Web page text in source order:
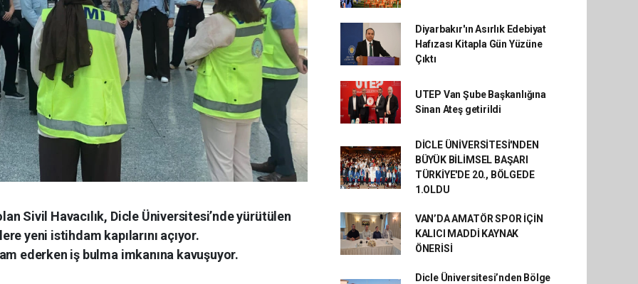
Sivil Havacılık, Dicle Üniversitesi’nde yürütülen
yeni istihdam kapılarını açıyor.
ederken iş bulma imkanına kavuşuyor.
Diyarbakır'ın Asırlık Edebiyat
Hafızası Kitapla Gün Yüzüne
Çıktı
UTEP Van Şube Başkanlığına
Sinan Ateş getirildi
DİCLE ÜNİVERSİTESİ'NDEN
BÜYÜK BİLİMSEL BAŞARI
TÜRKİYE'DE 20., BÖLGEDE
1.OLDU
VAN’DA AMATÖR SPOR İÇİN
KALICI MADDİ KAYNAK
ÖNERİSİ
Dicle Üniversitesi’nden Bölge